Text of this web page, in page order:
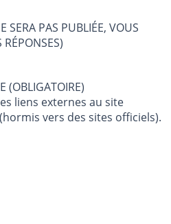
SERA PAS PUBLIÉE, VOUS
RÉPONSES)
TEXTE DE VOTRE MESSAGE (OBLIGATOIRE)
liens externes au site
vers des sites officiels).